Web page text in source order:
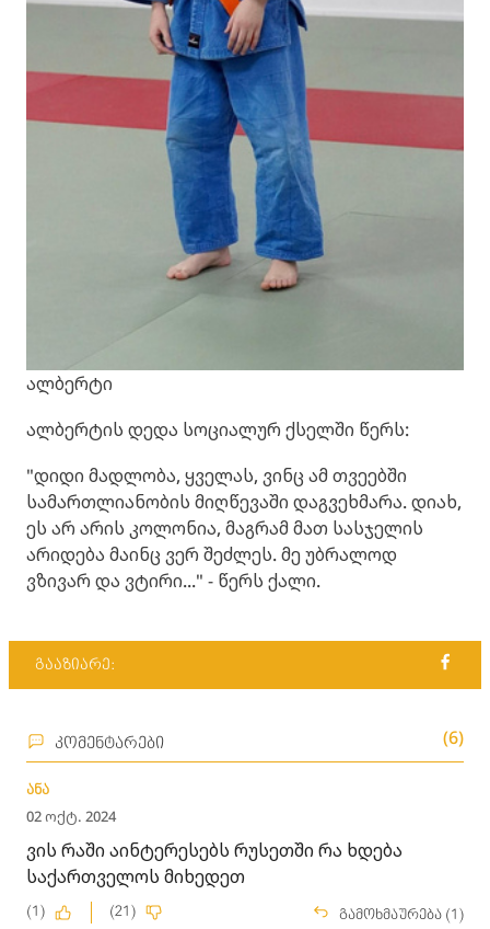
ალბერტი
ალბერტის დედა სოციალურ ქსელში წერს:
"დიდი მადლობა, ყველას, ვინც ამ თვეებში
სამართლიანობის მიღწევაში დაგვეხმარა. დიახ,
ეს არ არის კოლონია, მაგრამ მათ სასჯელის
არიდება მაინც ვერ შეძლეს. მე უბრალოდ
ვზივარ და ვტირი..." - წერს ქალი.
გააზიარე:
კომენტარები (6)
ანა
02 ოქტ. 2024
ვის რაში აინტერესებს რუსეთში რა ხდება
საქართველოს მიხედეთ
(1) (21) გამოხმაურება (1)